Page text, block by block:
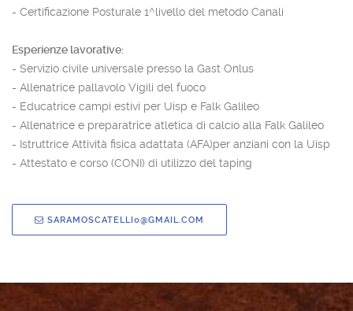
- Certificazione Posturale 1^livello del metodo Canali
Esperienze lavorative:
- Servizio civile universale presso la Gast Onlus
- Allenatrice pallavolo Vigili del fuoco
- Educatrice campi estivi per Uisp e Falk Galileo
- Allenatrice e preparatrice atletica di calcio alla Falk Galileo
- Istruttrice Attività fisica adattata (AFA)per anziani con la Uisp
- Attestato e corso (CONI) di utilizzo del taping
SARAMOSCATELLI0@GMAIL.COM